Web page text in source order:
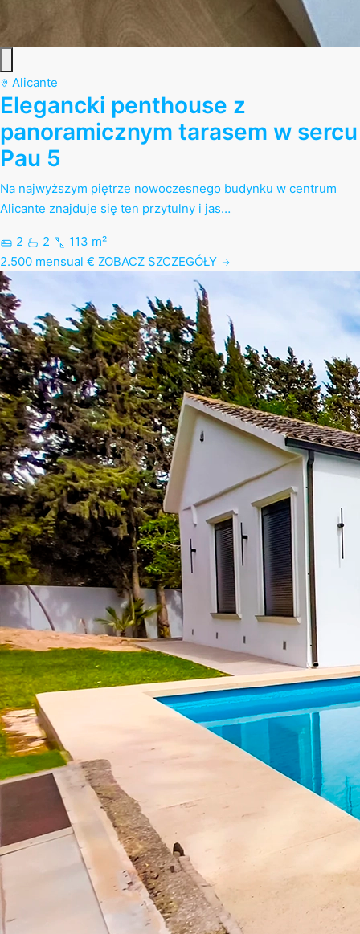
Alicante
Elegancki penthouse z
panoramicznym tarasem w sercu
Pau 5
Na najwyższym piętrze nowoczesnego budynku w centrum
Alicante znajduje się ten przytulny i jas…
2 2
113 m²
2.500 mensual € ZOBACZ SZCZEGÓŁY